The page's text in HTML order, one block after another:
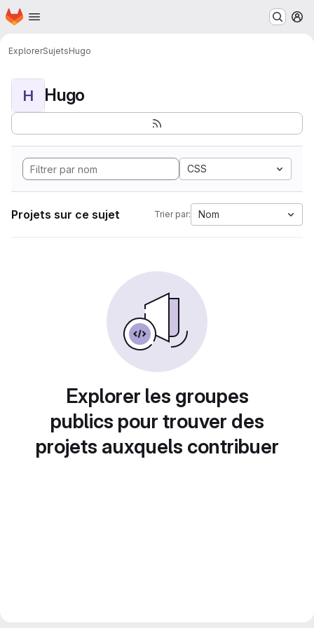
Passer au contenu principal
Page d'accueil
ExplorerSujetsHugo
H Hugo
CSS
Projets sur ce sujet Trier par: Nom
Explorer les groupes
publics pour trouver des
projets auxquels contribuer